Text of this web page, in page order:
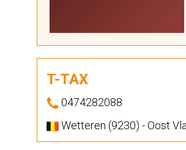
T-TAX
0474282088
Wetteren (9230) - Oost